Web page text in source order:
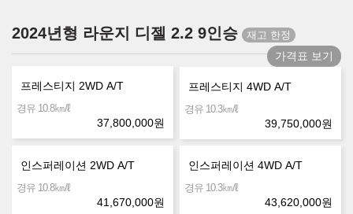
2024년형 라운지 디젤 2.2 9인승
가격표 보기
프레스티지 2WD A/T
경유 10.8㎞/ℓ
37,800,000원
프레스티지 4WD A/T
경유 10.3㎞/ℓ
39,750,000원
인스퍼레이션 2WD A/T
경유 10.8㎞/ℓ
41,670,000원
인스퍼레이션 4WD A/T
경유 10.3㎞/ℓ
43,620,000원